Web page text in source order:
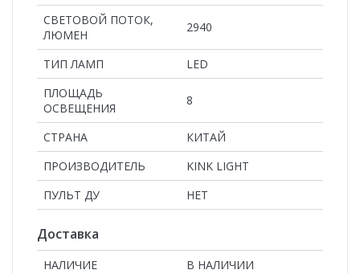
СВЕТОВОЙ ПОТОК,
ЛЮМЕН
2940
ТИП ЛАМП
LED
ПЛОЩАДЬ
ОСВЕЩЕНИЯ
8
СТРАНА
КИТАЙ
ПРОИЗВОДИТЕЛЬ
KINK LIGHT
ПУЛЬТ ДУ
НЕТ
Доставка
НАЛИЧИЕ В НАЛИЧИИ